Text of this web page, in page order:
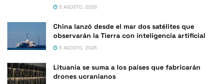
5 AGOSTO, 2026
China lanzó desde el mar dos satélites que
observarán la Tierra con inteligencia artificial
5 AGOSTO, 2026
Lituania se suma a los países que fabricarán
drones ucranianos